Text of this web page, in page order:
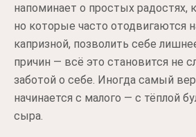
напоминает о простых радостях,
но которые часто отодвигаются
капризной, позволить себе
причин — всё это становится не
заботой о себе. Иногда самый
начинается с малого — с тёплой
сыра.